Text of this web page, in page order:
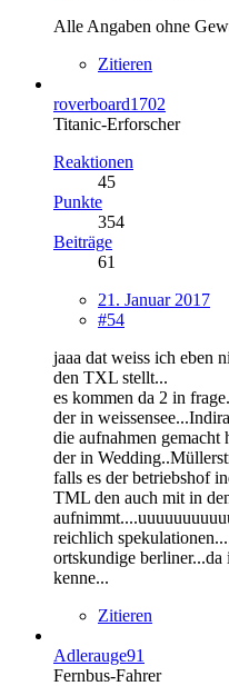
Alle Angaben ohne
Zitieren
roverboard1702
Titanic-Erforscher
Reaktionen
45
Punkte
354
Beiträge
61
21. Januar 2017
#54
jaaa dat weiss ich eben
den TXL stellt...
es kommen da 2 in
der in
die aufnahmen gemacht
der in
falls es der betriebshof
TML den auch mit in
reichlich
ortskundige berliner...da
kenne...
Zitieren
Adlerauge91
Fernbus-Fahrer